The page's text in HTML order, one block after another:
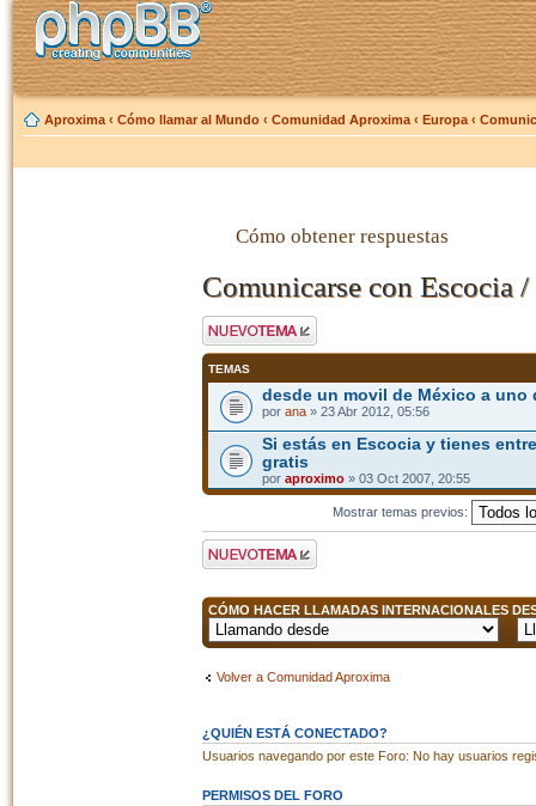
Aproxima ‹ Cómo llamar al Mundo ‹ Comunidad Aproxima ‹ Europa ‹
Cómo obtener respuestas
Comunicarse con Escocia
Publicar un nuevo
tema
TEMAS
desde un movil de México a uno
por ana» 23 Abr 2012, 05:56
Si estás en Escocia y tienes
gratis
por aproximo» 03 Oct 2007, 20:55
Mostrar temas previos:
Publicar un nuevo
tema
CÓMO HACER LLAMADAS INTERNACIONALES
Volver a Comunidad Aproxima
¿QUIÉN ESTÁ CONECTADO?
Usuarios navegando por este Foro: No hay usuarios
PERMISOS DEL FORO